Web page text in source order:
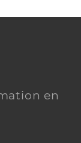
en